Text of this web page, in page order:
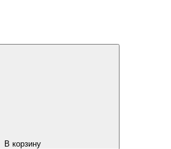
В корзину